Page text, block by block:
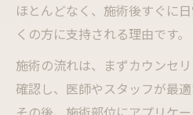
脂肪冷却の持続効果
脂肪冷却のリバウン
脂肪冷却施術直後の
脂肪冷却で長く効果
ほとんどなく、施術後すぐに
くの方に支持される理由です。
施術の流れは、まずカウンセ
確認し、医師やスタッフが最適